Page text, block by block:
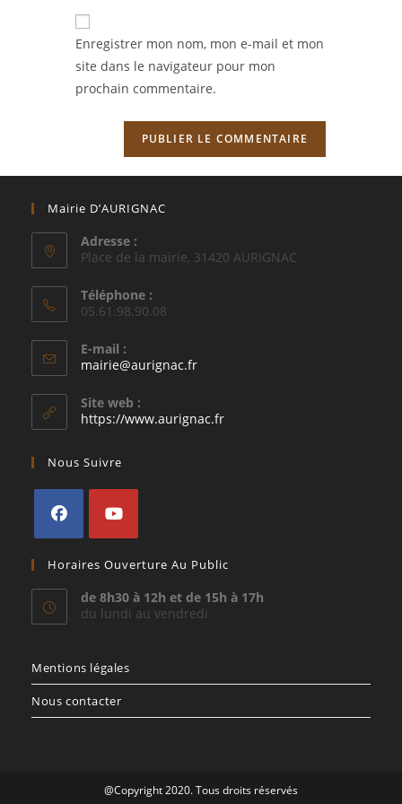
comment
de
votre
Enregistrer mon nom, mon e-mail et mon
site dans le navigateur pour mon
prochain commentaire.
Mairie D’AURIGNAC
Adresse :
Place de la mairie, 31420 AURIGNAC
Téléphone :
05.61.98.90.08
E-mail :
mairie@aurignac.frS’ouvre
application
Site web :
https://www.aurignac.fr
Nous Suivre
dans
un
nouvel
dans
un
nouvel
Horaires Ouverture Au Public
de 8h30 à 12h et de 15h à 17h
du lundi au vendredi
Mentions légales
Nous contacter
@Copyright 2020. Tous droits réservés